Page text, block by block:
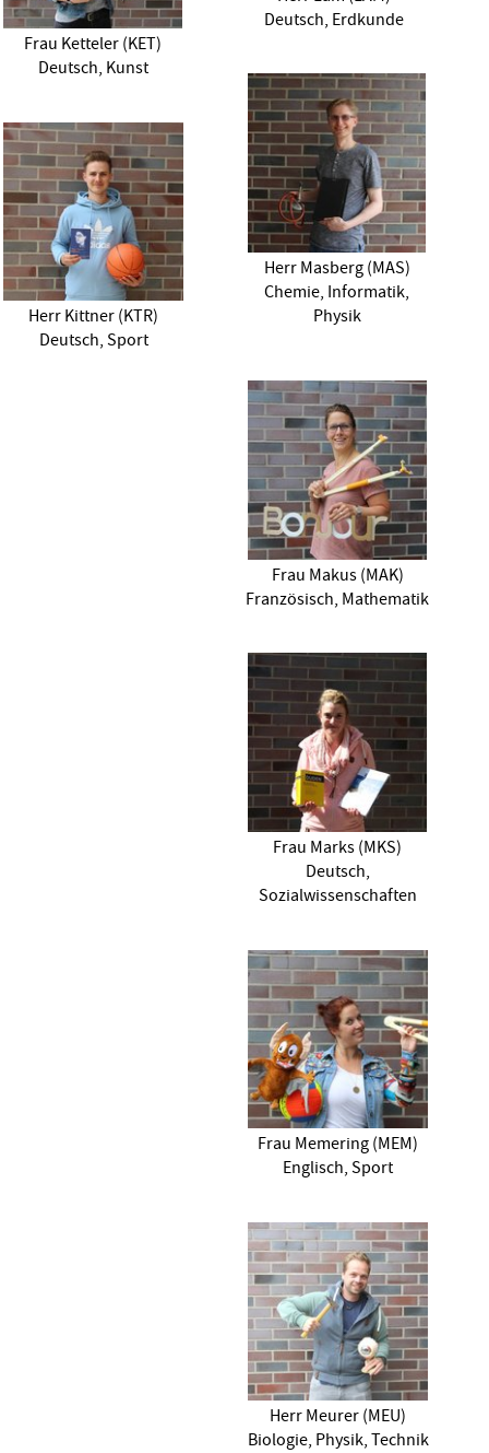
Frau Ketteler (KET)
Deutsch, Kunst
Herr Kittner (KTR)
Deutsch, Sport
Deutsch, Erdkunde
Herr Masberg (MAS)
Chemie, Informatik,
Physik
Frau Makus (MAK)
Französisch, Mathematik
Frau Marks (MKS)
Deutsch,
Sozialwissenschaften
Frau Memering (MEM)
Englisch, Sport
Herr Meurer (MEU)
Biologie, Physik, Technik